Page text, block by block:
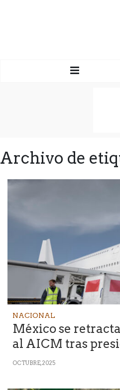
Archivo de
NACIONAL
México se
al AICM tras
OCTUBRE, 2025